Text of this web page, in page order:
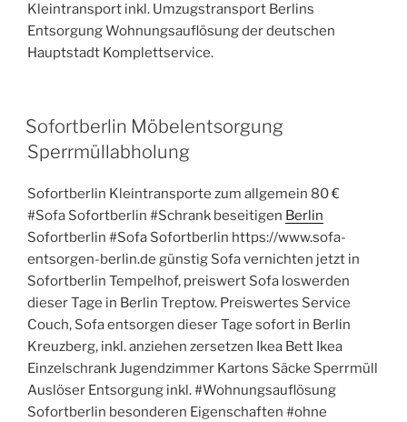
Kleintransport inkl. Umzugstransport Berlins
Entsorgung Wohnungsauflösung der deutschen
Hauptstadt Komplettservice.
VERÖFFENTLICHT
AM
Sofortberlin Möbelentsorgung
Sperrmüllabholung
Sofortberlin Kleintransporte zum allgemein 80 €
#Sofa Sofortberlin #Schrank beseitigen Berlin
Sofortberlin #Sofa Sofortberlin https://www.sofa-
entsorgen-berlin.de günstig Sofa vernichten jetzt in
Sofortberlin Tempelhof, preiswert Sofa loswerden
dieser Tage in Berlin Treptow. Preiswertes Service
Couch, Sofa entsorgen dieser Tage sofort in Berlin
Kreuzberg, inkl. anziehen zersetzen Ikea Bett Ikea
Einzelschrank Jugendzimmer Kartons Säcke Sperrmüll
Auslöser Entsorgung inkl. #Wohnungsauflösung
Sofortberlin besonderen Eigenschaften #ohne